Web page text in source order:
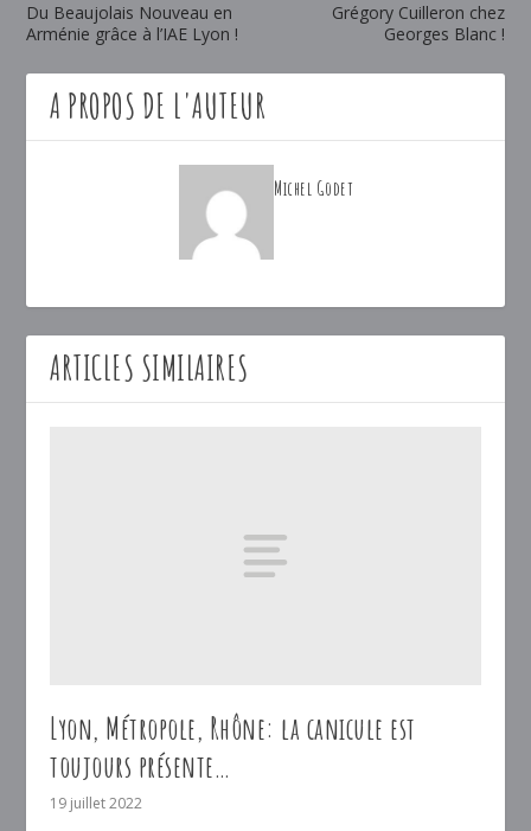
Du Beaujolais Nouveau en
Arménie grâce à l’IAE Lyon !
Grégory Cuilleron chez
Georges Blanc !
A PROPOS DE L'AUTEUR
Michel Godet
ARTICLES SIMILAIRES
Lyon, Métropole, Rhône: la canicule est
toujours présente…
19 juillet 2022